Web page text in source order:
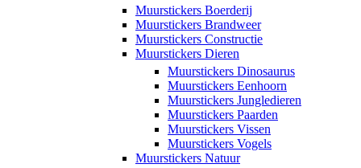
Muurstickers Boerderij
Muurstickers Brandweer
Muurstickers Constructie
Muurstickers Dieren
Muurstickers Dinosaurus
Muurstickers Eenhoorn
Muurstickers Jungledieren
Muurstickers Paarden
Muurstickers Vissen
Muurstickers Vogels
Muurstickers Natuur